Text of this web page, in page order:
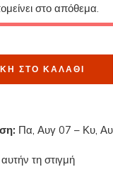
στο απόθεμα.
ΣΤΟ ΚΑΛΆΘΙ
Πα, Αυγ 07 – Κυ,
τη στιγμή